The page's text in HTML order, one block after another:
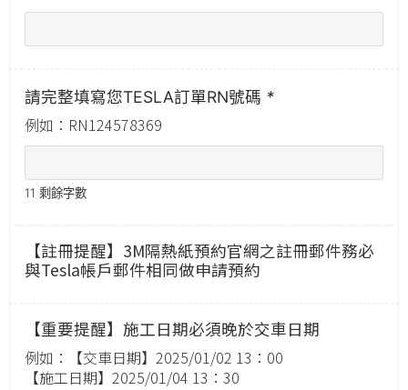
請完整填寫您TESLA訂單RN號碼 *
例如：RN124578369
11 剩餘字數
【註冊提醒】3M隔熱紙預約官網之註冊郵件務必
與Tesla帳戶郵件相同做申請預約
【重要提醒】施工日期必須晚於交車日期
例如：【交車日期】2025/01/02 13：00
【施工日期】2025/01/04 13：30